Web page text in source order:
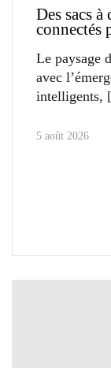
Des sacs
connectés
Le paysage
avec
intelligents,
5 août 2026